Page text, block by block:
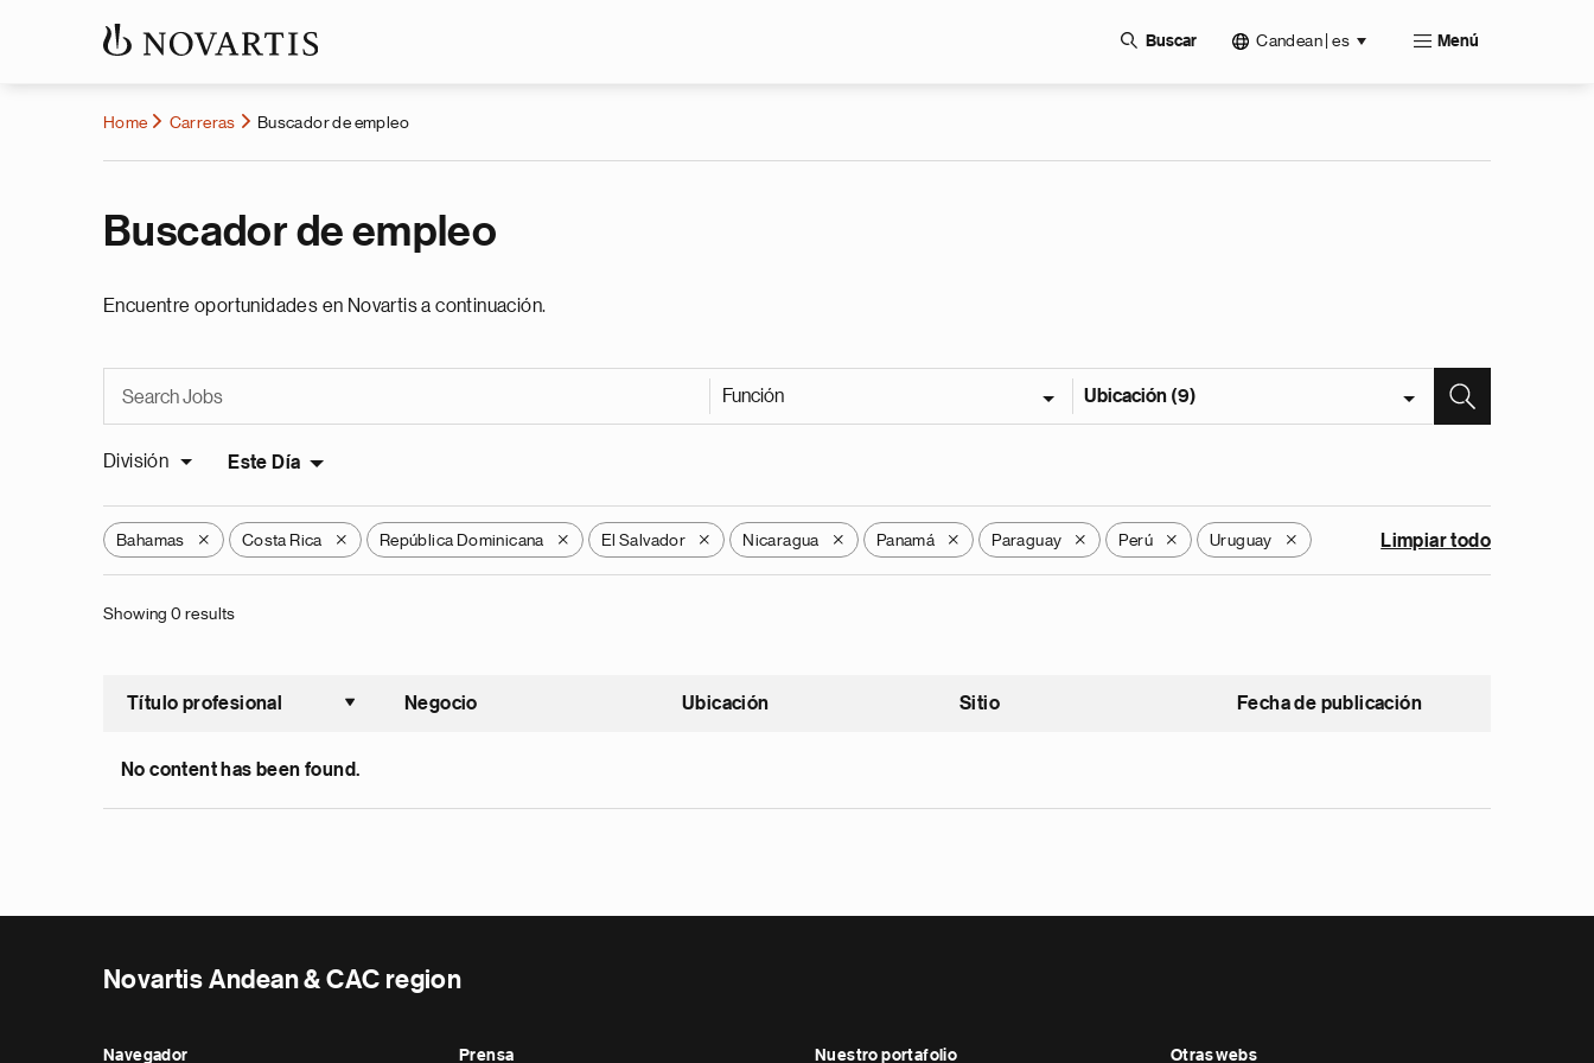
Buscar Candean | es Menú
Home Carreras Buscador de empleo
Buscador de empleo
Encuentre oportunidades en Novartis a continuación.
Función Ubicación (9)
División Este Día
Bahamas X Costa Rica X República Dominicana X El Salvador X Nicaragua X Panamá X Paraguay X Perú X Uruguay X Limpiar todo
Showing 0 results
Título profesional
Ordenar ascendente
Negocio Ubicación Sitio Fecha de publicación
No content has been found.
Novartis Andean & CAC region
Navegador Prensa Nuestro portafolio Otras webs